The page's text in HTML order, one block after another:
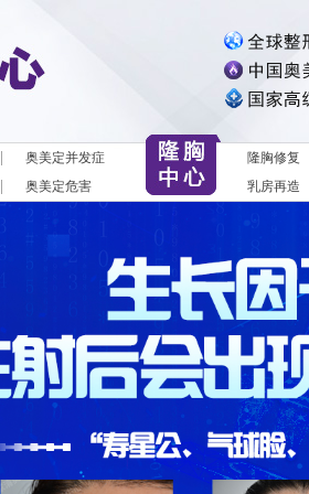
奥美定并发症
奥美定危害
隆胸修复
乳房再造